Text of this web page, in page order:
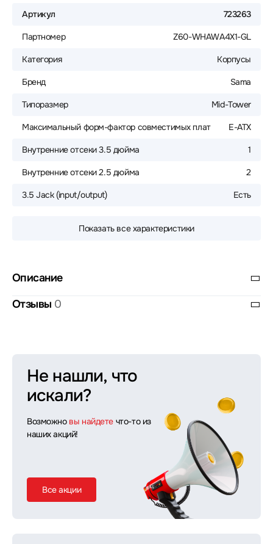
Артикул 723263
Партномер Z60-WHAWA4X1-GL
Категория Корпусы
Бренд Sama
Типоразмер Mid-Tower
Максимальный форм-фактор совместимых плат E-ATX
Внутренние отсеки 3.5 дюйма 1
Внутренние отсеки 2.5 дюйма 2
3.5 Jack (input/output) Есть
Показать все характеристики
Описание
Отзывы 0
Не нашли, что
искали?
Возможно вы найдете что-то из
наших акций!
Все акции